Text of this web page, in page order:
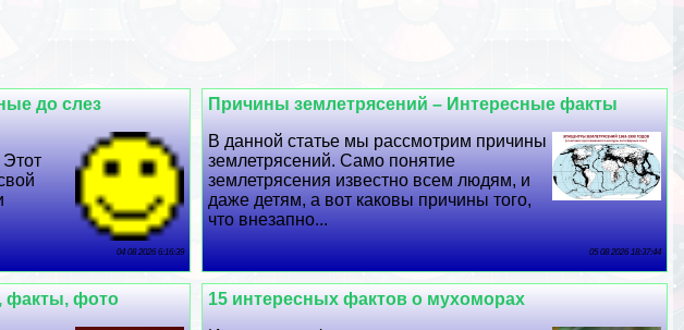
Причины землетрясений – Интересные факты
В данной статье мы рассмотрим причины
землетрясений. Само понятие
землетрясения известно всем людям, и
даже детям, а вот каковы причины того,
что внезапно...
05 08 2026 18:37:44
до слез
04 08 2026 6:16:39
15 интересных фактов о мухоморах
факты, фото